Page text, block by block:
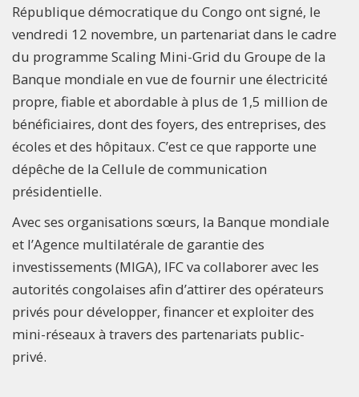
République démocratique du Congo ont signé, le
vendredi 12 novembre, un partenariat dans le cadre
du programme Scaling Mini-Grid du Groupe de la
Banque mondiale en vue de fournir une électricité
propre, fiable et abordable à plus de 1,5 million de
bénéficiaires, dont des foyers, des entreprises, des
écoles et des hôpitaux. C’est ce que rapporte une
dépêche de la Cellule de communication
présidentielle.
Avec ses organisations sœurs, la Banque mondiale
et l’Agence multilatérale de garantie des
investissements (MIGA), IFC va collaborer avec les
autorités congolaises afin d’attirer des opérateurs
privés pour développer, financer et exploiter des
mini-réseaux à travers des partenariats public-
privé.